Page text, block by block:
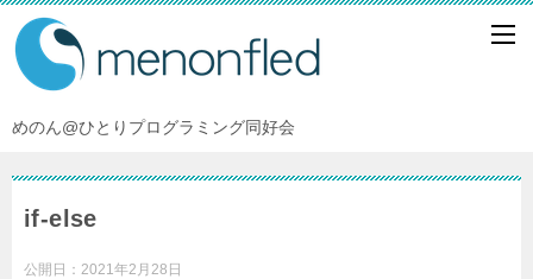
めのん@ひとりプログラミング同好会
if-else
公開日： 2021年2月28日